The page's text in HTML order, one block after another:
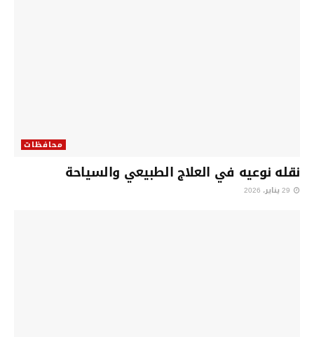
محافظات
نقله نوعيه في العلاج الطبيعي والسياحة